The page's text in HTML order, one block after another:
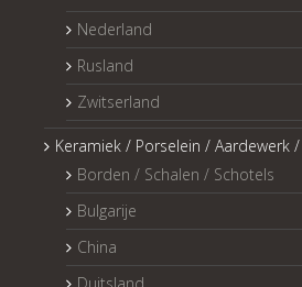
Nederland
Rusland
Zwitserland
Keramiek / Porselein / Aardewerk
Borden / Schalen / Schotels
Bulgarije
China
Duitsland